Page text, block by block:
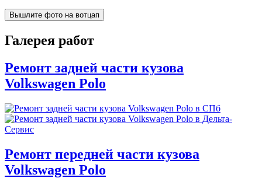
Вышлите фото на вотцап
Галерея работ
Ремонт задней части кузова
Volkswagen Polo
Ремонт передней части кузова
Volkswagen Polo